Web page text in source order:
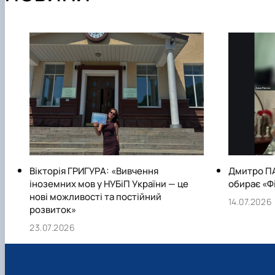
Вікторія ГРИГУРА: «Вивчення
іноземних мов у НУБіП України — це
нові можливості та постійний
розвиток»
23.07.2026
Дмитро
обирає
14.07.2026